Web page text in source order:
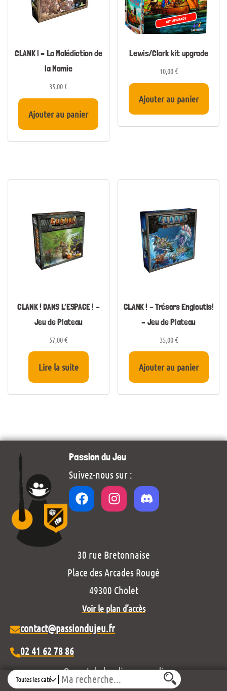
Search
CLANK ! – La Malédiction de
la Momie
35,00€
Ajouter au panier
Lewis/Clark kit upgrade
10,00€
Ajouter au panier
CLANK ! DANS L’ESPACE ! –
Jeu de Plateau
57,00€
Lire la suite
CLANK ! – Trésors Engloutis!
– Jeu de Plateau
35,00€
Ajouter au panier
Passion du Jeu
Suivez-nous sur :
30 rue Bretonnaise
Place des Arcades Rougé
49300 Cholet
Voir le plan d’accès
contact@passiondujeu.fr
02 41 62 78 86
Ouvert du lundi au samedi